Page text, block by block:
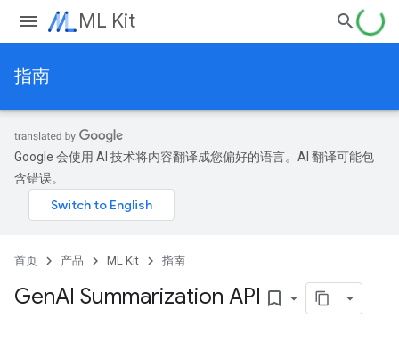
ML Kit
指南
Google 会使用 AI 技术将内容翻译成您偏好的语言。AI 翻译可能包
含错误。
首页 产品 ML Kit 指南
GenAI Summarization API bookmark_border